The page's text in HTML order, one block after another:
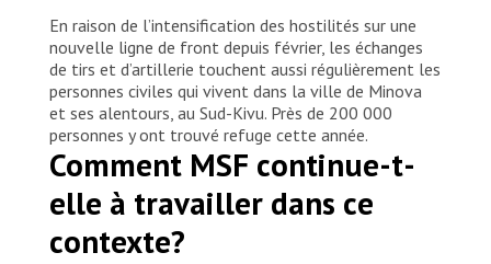
En raison de l’intensification des hostilités sur une
nouvelle ligne de front depuis février, les échanges
de tirs et d’artillerie touchent aussi régulièrement les
personnes civiles qui vivent dans la ville de Minova
et ses alentours, au Sud-Kivu. Près de 200 000
personnes y ont trouvé refuge cette année.
Comment MSF continue-t-
elle à travailler dans ce
contexte?